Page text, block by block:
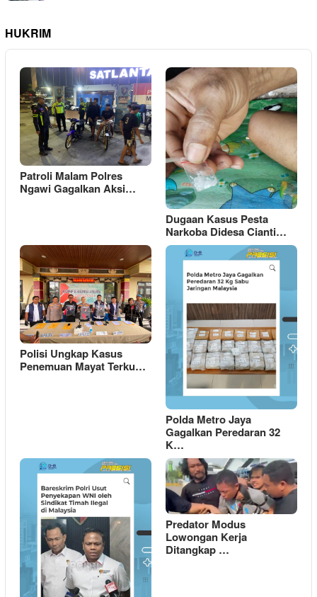
HUKRIM
Patroli Malam Polres
Ngawi Gagalkan Aksi…
Dugaan Kasus Pesta
Narkoba Didesa Cianti…
Polisi Ungkap Kasus
Penemuan Mayat Terku…
Polda Metro Jaya
Gagalkan Peredaran 32
K…
Predator Modus
Lowongan Kerja
Ditangkap …